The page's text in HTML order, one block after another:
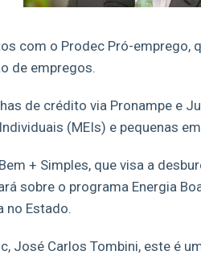
com o Prodec Pró-emprego,
de empregos.
de crédito via Pronampe e
(MEIs) e pequenas
+ Simples, que visa a
sobre o programa Energia
no Estado.
José Carlos Tombini, este é